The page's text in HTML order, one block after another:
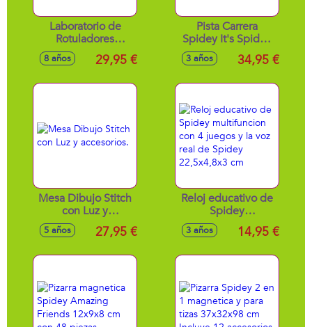
Laboratorio de
Rotuladores
Olorosos Neón
¡inventa tus colores!
8 años 29,95 €
Pista Carrera
Spidey It's Spidey
Time! Incluye 2
Coches (Spidey y
3 años 34,95 €
Mesa Dibujo Stitch
con Luz y
accesorios.
5 años 27,95 €
Reloj educativo de
Spidey
multifuncion con 4
juegos y la voz real
3 años 14,95 €